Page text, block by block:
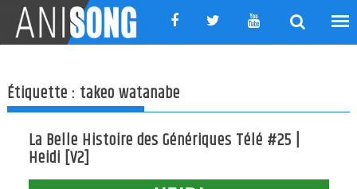
content
Étiquette : takeo watanabe
La Belle Histoire des Génériques Télé #25 |
Heidi [V2]